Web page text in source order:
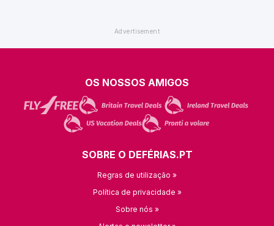
OS NOSSOS AMIGOS
SOBRE O DEFÉRIAS.PT
Regras de utilização »
Política de privacidade »
Sobre nós »